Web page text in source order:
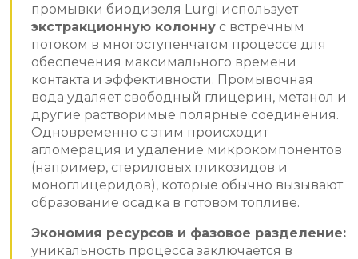
промывки биодизеля Lurgi использует
экстракционную колонну с встречным
потоком в многоступенчатом процессе для
обеспечения максимального времени
контакта и эффективности. Промывочная
вода удаляет свободный глицерин, метанол и
другие растворимые полярные соединения.
Одновременно с этим происходит
агломерация и удаление микрокомпонентов
(например, стериловых гликозидов и
моноглицеридов), которые обычно вызывают
образование осадка в готовом топливе.
Экономия ресурсов и фазовое разделение:
уникальность процесса заключается в